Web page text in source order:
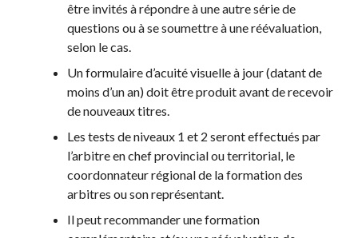
être invités à répondre à une autre série de
questions ou à se soumettre à une réévaluation,
selon le cas.
Un formulaire d’acuité visuelle à jour (datant de
moins d’un an) doit être produit avant de recevoir
de nouveaux titres.
Les tests de niveaux 1 et 2 seront effectués par
l’arbitre en chef provincial ou territorial, le
coordonnateur régional de la formation des
arbitres ou son représentant.
Il peut recommander une formation